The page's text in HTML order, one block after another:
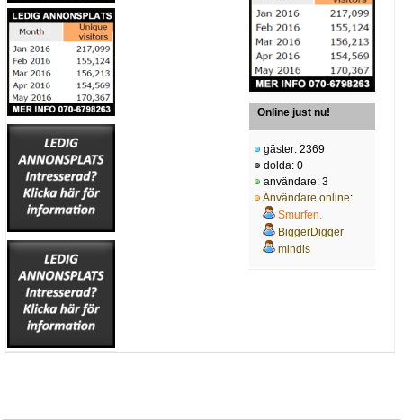
Online just nu!
gäster: 2369
dolda: 0
användare: 3
Användare online:
Smurfen.
BiggerDigger
mindis